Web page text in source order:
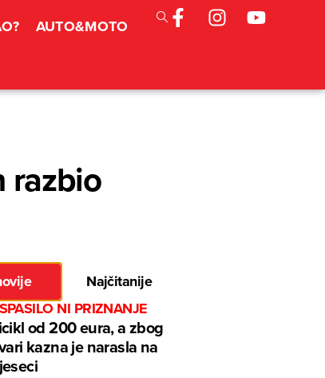
AUTO&MOTO
razbio
Najčitanije
NI PRIZNANJE
od 200 eura, a zbog
kazna je narasla na